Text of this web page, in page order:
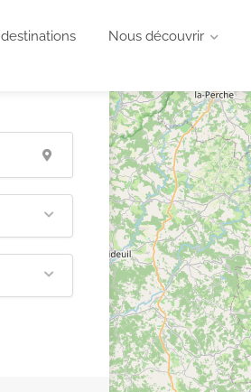
Nous découvrir